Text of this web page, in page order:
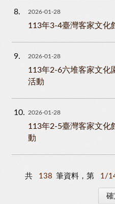
8 2026-01-28
113年3-4臺灣客家文化
9 2026-01-28
113年2-6六堆客家文化
活動
10 2026-01-28
113年2-5臺灣客家文化
動
共 138 筆資料，第 1/